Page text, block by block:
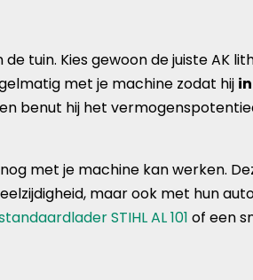
tuin. Kies gewoon de juiste AK
met je machine zodat hij
en benut hij het
met je machine kan werken.
maar ook met hun
STIHL AL 101 of een